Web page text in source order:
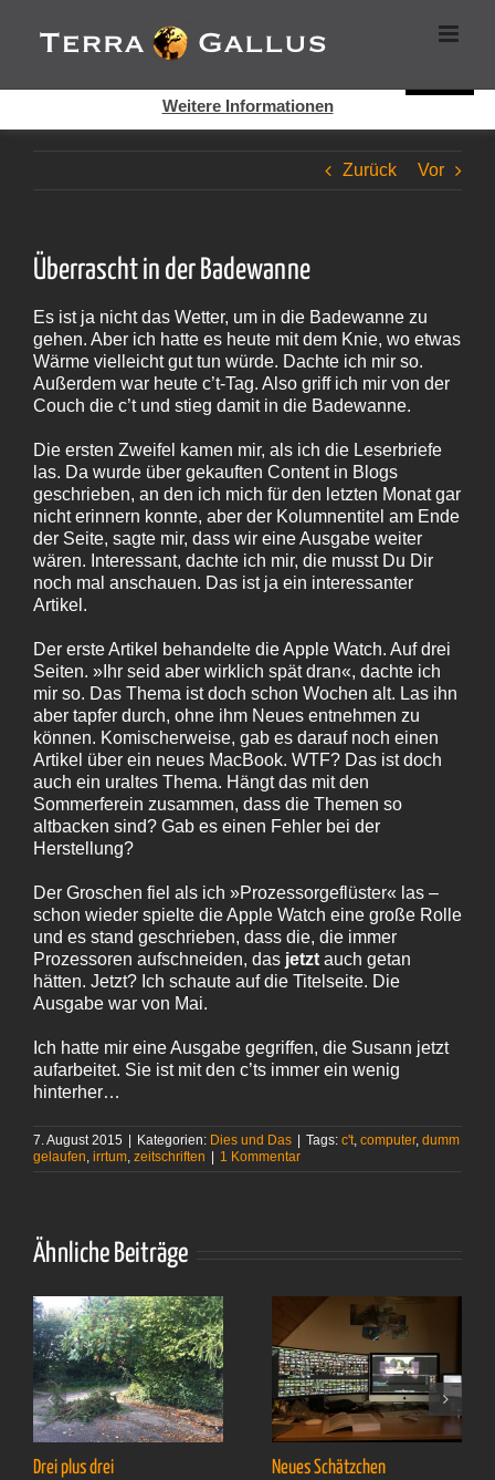
Inhalt
springen
Zurück Vor
Überrascht in der Badewanne
Es ist ja nicht das Wetter, um in die Badewanne zu
gehen. Aber ich hatte es heute mit dem Knie, wo etwas
Wärme vielleicht gut tun würde. Dachte ich mir so.
Außerdem war heute c’t-Tag. Also griff ich mir von der
Couch die c’t und stieg damit in die Badewanne.
Die ersten Zweifel kamen mir, als ich die Leserbriefe
las. Da wurde über gekauften Content in Blogs
geschrieben, an den ich mich für den letzten Monat gar
nicht erinnern konnte, aber der Kolumnentitel am Ende
der Seite, sagte mir, dass wir eine Ausgabe weiter
wären. Interessant, dachte ich mir, die musst Du Dir
noch mal anschauen. Das ist ja ein interessanter
Artikel.
Der erste Artikel behandelte die Apple Watch. Auf drei
Seiten. »Ihr seid aber wirklich spät dran«, dachte ich
mir so. Das Thema ist doch schon Wochen alt. Las ihn
aber tapfer durch, ohne ihm Neues entnehmen zu
können. Komischerweise, gab es darauf noch einen
Artikel über ein neues MacBook. WTF? Das ist doch
auch ein uraltes Thema. Hängt das mit den
Sommerferein zusammen, dass die Themen so
altbacken sind? Gab es einen Fehler bei der
Herstellung?
Der Groschen fiel als ich »Prozessorgeflüster« las –
schon wieder spielte die Apple Watch eine große Rolle
und es stand geschrieben, dass die, die immer
Prozessoren aufschneiden, das jetzt auch getan
hätten. Jetzt? Ich schaute auf die Titelseite. Die
Ausgabe war von Mai.
Ich hatte mir eine Ausgabe gegriffen, die Susann jetzt
aufarbeitet. Sie ist mit den c’ts immer ein wenig
hinterher…
7. August 2015 | Kategorien: Dies und Das | Tags: c't computer, dumm
gelaufen irrtum zeitschriften | 1 Kommentar
Ähnliche Beiträge
Drei plus drei Neues Schätzchen
Cookies helfen auf auf dieser Seite bei der Bereitstellung der
Dienste. Durch die Nutzung dieser Webseite erklären Sie sich
Weitere Informationen